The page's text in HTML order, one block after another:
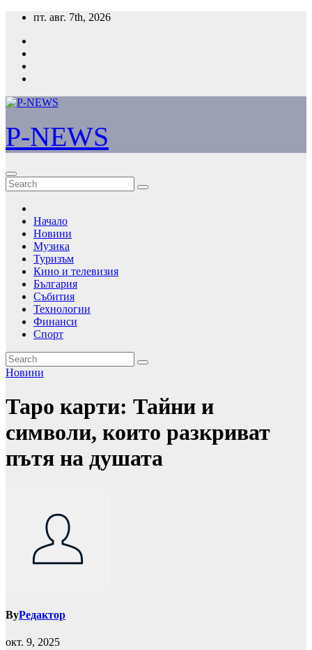
Skip
content
пт. авг. 7th, 2026
P-NEWS
Начало
Новини
Музика
Туризъм
Кино и телевизия
България
Събития
Технологии
Финанси
Спорт
Новини
Таро карти: Тайни и
символи, които разкриват
пътя на душата
ByРедактор
окт. 9, 2025